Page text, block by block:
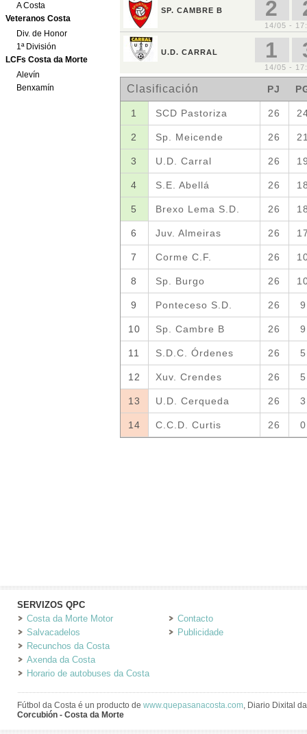
A Costa
Veteranos Costa
Div. de Honor
1ª División
LCFs Costa da Morte
Alevín
Benxamín
SERVIZOS QPC
Costa da Morte Motor
Salvacadelos
Recunchos da Costa
Axenda da Costa
Horario de autobuses da Costa
Contacto
Publicidade
Fútbol da Costa é un producto de www.quepasanacosta.com, Diario Dixital
Corcubión - Costa da Morte